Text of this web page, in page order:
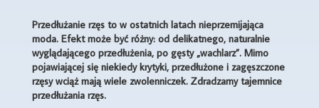
Przedłużanie rzęs to w ostatnich latach nieprzemijająca
moda. Efekt może być różny: od delikatnego, naturalnie
wyglądającego przedłużenia, po gęsty „wachlarz”. Mimo
pojawiającej się niekiedy krytyki, przedłużone i zagęszczone
rzęsy wciąż mają wiele zwolenniczek. Zdradzamy tajemnice
przedłużania rzęs.